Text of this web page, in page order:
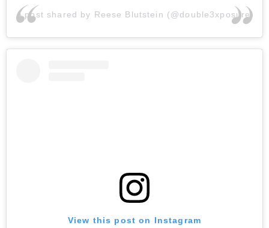
A post shared by Reese Blutstein (@double3xposure)
View this post on Instagram